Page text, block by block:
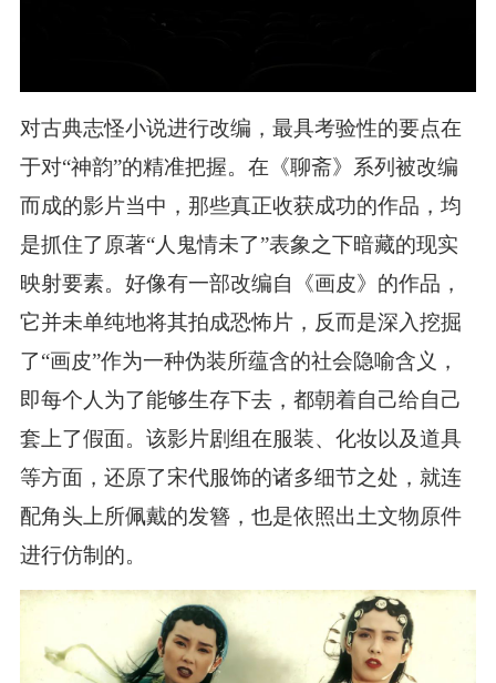
对古典志怪小说进行改编，最具考验性的要点在
于对“神韵”的精准把握。在《聊斋》系列被改编
而成的影片当中，那些真正收获成功的作品，均
是抓住了原著“人鬼情未了”表象之下暗藏的现实
映射要素。好像有一部改编自《画皮》的作品，
它并未单纯地将其拍成恐怖片，反而是深入挖掘
了“画皮”作为一种伪装所蕴含的社会隐喻含义，
即每个人为了能够生存下去，都朝着自己给自己
套上了假面。该影片剧组在服装、化妆以及道具
等方面，还原了宋代服饰的诸多细节之处，就连
配角头上所佩戴的发簪，也是依照出土文物原件
进行仿制的。